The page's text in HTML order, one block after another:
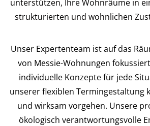
unterstützen, Ihre Wohnräume in
strukturierten und wohnlichen
Unser Expertenteam ist auf das
von Messie-Wohnungen
individuelle Konzepte für jede
unserer flexiblen Termingestaltung
und wirksam vorgehen. Unsere
ökologisch verantwortungsvolle